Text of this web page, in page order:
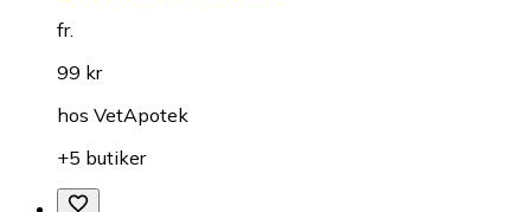
fr.
99 kr
hos VetApotek
+5 butiker